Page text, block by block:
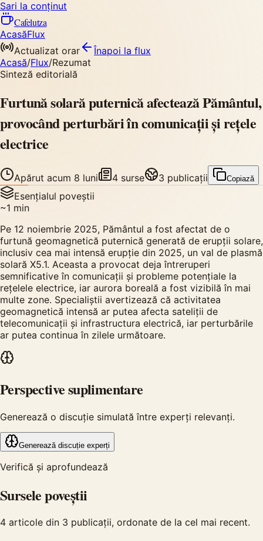
Sari la conținut
Cafelutza
AcasăFlux
Actualizat orar
Înapoi la flux
Acasă/Flux/Rezumat
Sinteză editorială
Furtună solară puternică afectează Pământul,
provocând perturbări în comunicații și rețele
electrice
Apărut acum 8 luni 4 surse 3 publicații Copiază
Esențialul poveștii
~1 min
Pe 12 noiembrie 2025, Pământul a fost afectat de o
furtună geomagnetică puternică generată de erupții solare,
inclusiv cea mai intensă erupție din 2025, un val de plasmă
solară X5.1. Aceasta a provocat deja întreruperi
semnificative în comunicații și probleme potențiale la
rețelele electrice, iar aurora boreală a fost vizibilă în mai
multe zone. Specialiștii avertizează că activitatea
geomagnetică intensă ar putea afecta sateliții de
telecomunicații și infrastructura electrică, iar perturbările
ar putea continua în zilele următoare.
Perspective suplimentare
Generează o discuție simulată între experți relevanți.
Generează discuție experți
Verifică și aprofundează
Sursele poveștii
4 articole din 3 publicații, ordonate de la cel mai recent.